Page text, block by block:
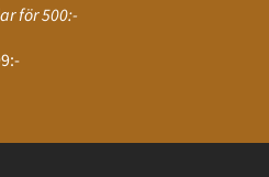
för 500:-